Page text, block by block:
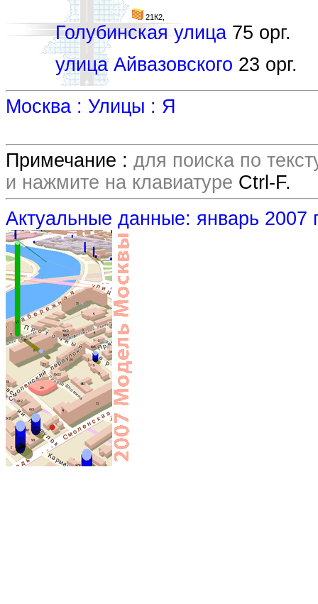
21К2,
Голубинская улица 75 орг.
улица Айвазовского 23 орг.
Москва : Улицы : Я
Примечание : для поиска по
и нажмите на клавиатуре Ctrl-F.
Актуальные данные: январь 2007